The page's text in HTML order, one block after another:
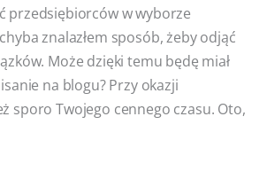
przedsiębiorców w wyborze
znalazłem sposób, żeby odjąć
Może dzięki temu będę miał
na blogu? Przy okazji
sporo Twojego cennego czasu. Oto,